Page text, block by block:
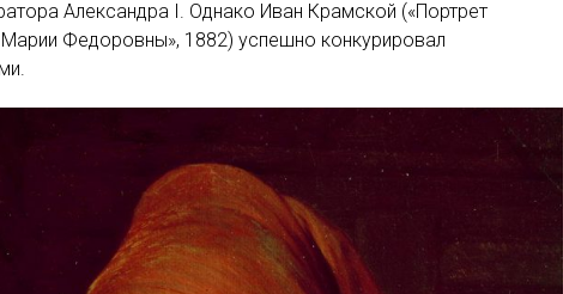
Александра I. Однако Иван Крамской («Портрет
Федоровны», 1882) успешно конкурировал